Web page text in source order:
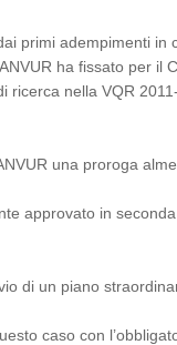
primi adempimenti in
ha fissato per il
ricerca nella VQR
una proroga
approvato in
di un piano
caso con